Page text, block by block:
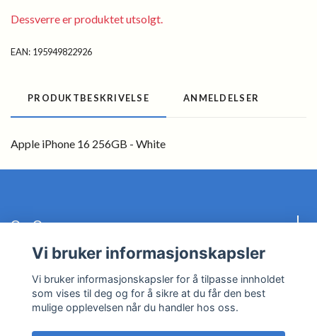
Dessverre er produktet utsolgt.
EAN: 195949822926
PRODUKTBESKRIVELSE ANMELDELSER
Apple iPhone 16 256GB - White
Om Oss
Les mer
Vi bruker informasjonskapsler
Vi bruker informasjonskapsler for å tilpasse innholdet
som vises til deg og for å sikre at du får den best
mulige opplevelsen når du handler hos oss.